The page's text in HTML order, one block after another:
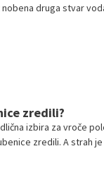
druga stvar
zredili?
izbira za vroče
zredili. A strah